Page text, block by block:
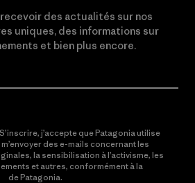
des actualités sur nos
uniques, des informations sur
et bien plus encore.
j’accepte que Patagonia utilise
des e-mails concernant les
la sensibilisation à l’activisme, les
et autres, conformément à la
de Patagonia.